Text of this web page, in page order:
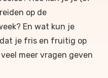
op de
En wat kun je
je fris en fruitig op
meer vragen geven